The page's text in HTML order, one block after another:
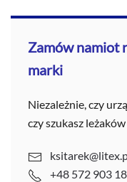
Zamów namiot
marki
Niezależnie, czy
czy szukasz
+48 572 903